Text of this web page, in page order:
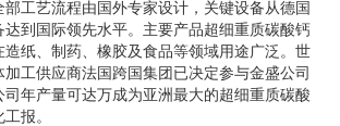
工艺流程由国外专家设计，关键设备从德国
达到国际领先水平。主要产品超细重质碳酸钙
纸、制药、橡胶及食品等领域用途广泛。世
工供应商法国跨国集团已决定参与金盛公司
司年产量可达万成为亚洲最大的超细重质碳酸
报。